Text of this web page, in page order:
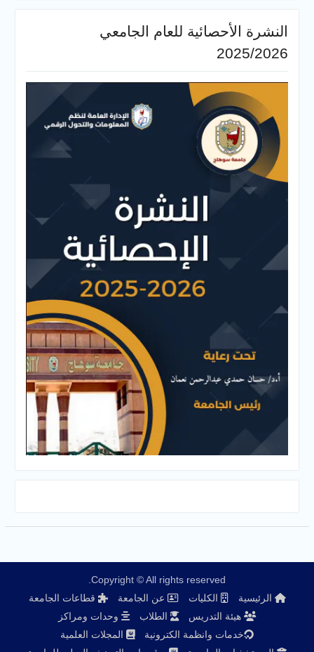
النشرة الأحصائية للعام الجامعي
2025/2026
Copyright © All rights reserved.
الرئيسية
الكليات عن الجامعة
قطاعات الجامعة
هيئة التدريس
الطلاب
وحدات ومراكز
خدمات وانظمة الكترونية
المجلات العلمية